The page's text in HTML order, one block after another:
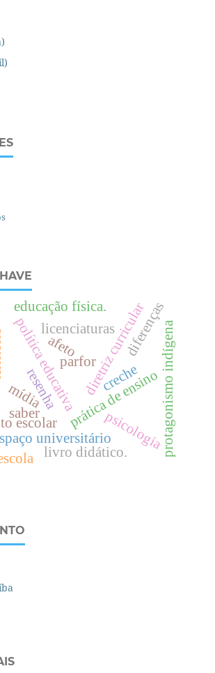
resenha diretriz curricular
prática de ensino
escolar
universitário protagonismo indígena
saber
política educativa
mídia
livro didático.
licenciaturas
parfor
educação física.
creche
psicologia
diferenças
afeto